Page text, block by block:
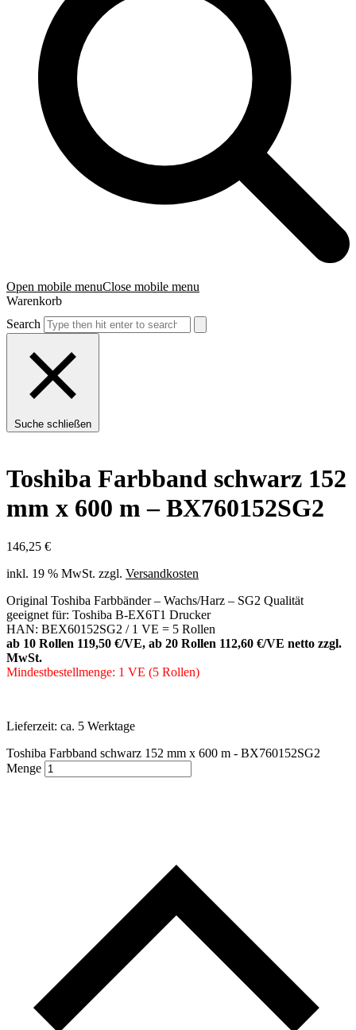
Open mobile menuClose mobile menu
Warenkorb
Search
Suche schließen
Toshiba Farbband schwarz 152
mm x 600 m – BX760152SG2
146,25 €
inkl. 19 % MwSt. zzgl. Versandkosten
Original Toshiba Farbbänder – Wachs/Harz – SG2 Qualität
geeignet für: Toshiba B-EX6T1 Drucker
HAN: BEX60152SG2 / 1 VE = 5 Rollen
ab 10 Rollen 119,50 €/VE, ab 20 Rollen 112,60 €/VE netto zzgl.
MwSt.
Mindestbestellmenge: 1 VE (5 Rollen)
Lieferzeit: ca. 5 Werktage
Toshiba Farbband schwarz 152 mm x 600 m - BX760152SG2
Menge